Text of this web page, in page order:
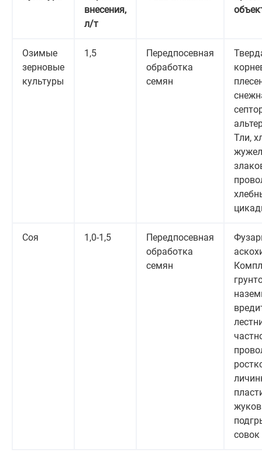
внесения,
л/т
Озимые
зерновые
культуры
1,5
Передпосевная
обработка
семян
Тли,
Соя 1,0-1,5
Передпосевная
обработка
семян
совок